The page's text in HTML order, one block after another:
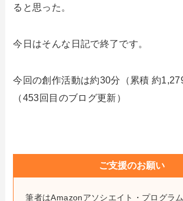
ると思った。
今日はそんな日記で終了です。
今回の創作活動は約30分（累積 約
（453回目のブログ更新）
ご支援のお願い
筆者はAmazonアソシエイト・プログラ